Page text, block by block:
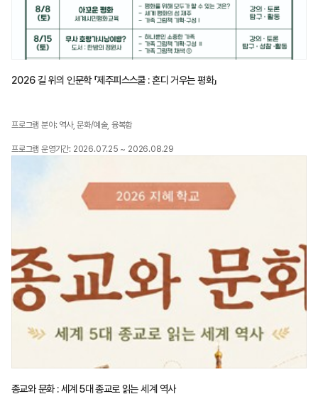
2026 길 위의 인문학 「제주피스스쿨 : 혼디 거우는 평화」
프로그램 분야: 역사, 문화/예술, 융복합
프로그램 운영기간: 2026.07.25 ~ 2026.08.29
종교와 문화 : 세계 5대 종교로 읽는 세계 역사